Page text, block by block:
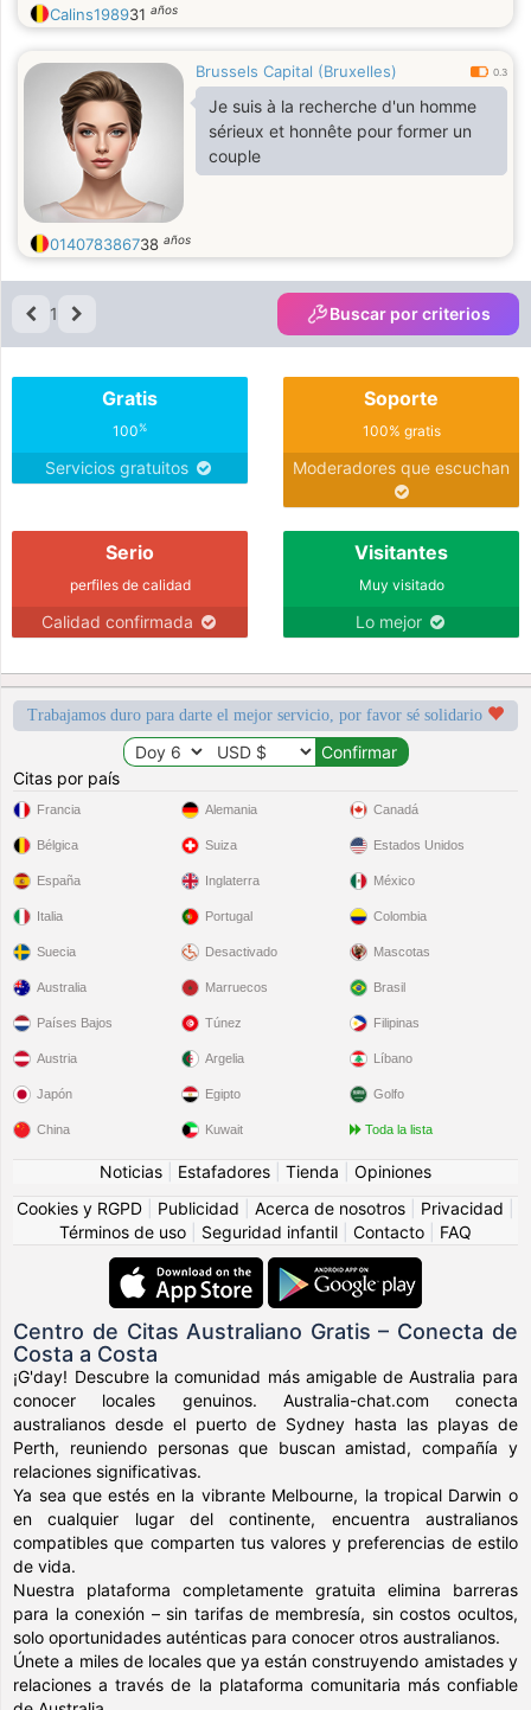
Calins198931 años
Brussels Capital (Bruxelles) 0.3
Je suis à la recherche d'un homme
sérieux et honnête pour former un
couple
014078386738 años
1 Buscar por criterios
Gratis
100%
Servicios gratuitos
Soporte
100% gratis
Moderadores que escuchan
Serio
perfiles de calidad
Calidad confirmada
Visitantes
Muy visitado
Lo mejor
Trabajamos duro para darte el mejor servicio, por favor sé solidario
Citas por país
Francia
Bélgica
España
Italia
Suecia
Alemania
Suiza
Inglaterra
Portugal
Desactivado
Canadá
Estados Unidos
México
Colombia
Mascotas
Australia
Países Bajos
Austria
Japón
China
Marruecos
Túnez
Argelia
Egipto
Kuwait
Brasil
Filipinas
Líbano
Golfo
Toda la lista
Noticias Estafadores Tienda
Opiniones
Cookies y RGPD
Publicidad Acerca de nosotros Privacidad
Términos de uso
Seguridad infantil Contacto FAQ
Centro de Citas Australiano Gratis – Conecta de
Costa a Costa
¡G'day! Descubre la comunidad más amigable de Australia para
conocer locales genuinos. Australia-chat.com conecta
australianos desde el puerto de Sydney hasta las playas de
Perth, reuniendo personas que buscan amistad, compañía y
relaciones significativas.
Ya sea que estés en la vibrante Melbourne, la tropical Darwin o
en cualquier lugar del continente, encuentra australianos
compatibles que comparten tus valores y preferencias de estilo
de vida.
Nuestra plataforma completamente gratuita elimina barreras
para la conexión – sin tarifas de membresía, sin costos ocultos,
solo oportunidades auténticas para conocer otros australianos.
Únete a miles de locales que ya están construyendo amistades y
relaciones a través de la plataforma comunitaria más confiable